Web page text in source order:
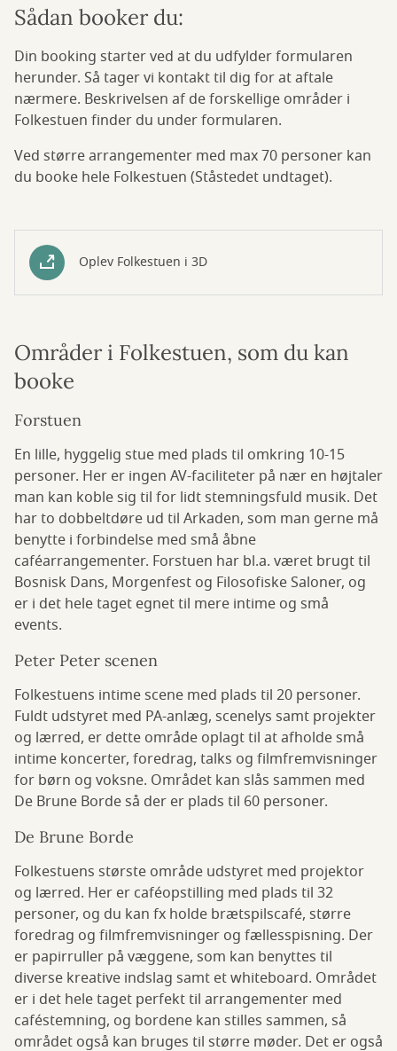
Sådan booker du:
Din booking starter ved at du udfylder formularen
herunder. Så tager vi kontakt til dig for at aftale
nærmere. Beskrivelsen af de forskellige områder i
Folkestuen finder du under formularen.
Ved større arrangementer med max 70 personer kan
du booke hele Folkestuen (Ståstedet undtaget).
Oplev Folkestuen i 3D
Områder i Folkestuen, som du kan
booke
Forstuen
En lille, hyggelig stue med plads til omkring 10-15
personer. Her er ingen AV-faciliteter på nær en højtaler
man kan koble sig til for lidt stemningsfuld musik. Det
har to dobbeltdøre ud til Arkaden, som man gerne må
benytte i forbindelse med små åbne
caféarrangementer. Forstuen har bl.a. været brugt til
Bosnisk Dans, Morgenfest og Filosofiske Saloner, og
er i det hele taget egnet til mere intime og små
events.
Peter Peter scenen
Folkestuens intime scene med plads til 20 personer.
Fuldt udstyret med PA-anlæg, scenelys samt projekter
og lærred, er dette område oplagt til at afholde små
intime koncerter, foredrag, talks og filmfremvisninger
for børn og voksne. Området kan slås sammen med
De Brune Borde så der er plads til 60 personer.
De Brune Borde
Folkestuens største område udstyret med projektor
og lærred. Her er caféopstilling med plads til 32
personer, og du kan fx holde brætspilscafé, større
foredrag og filmfremvisninger og fællesspisning. Der
er papirruller på væggene, som kan benyttes til
diverse kreative indslag samt et whiteboard. Området
er i det hele taget perfekt til arrangementer med
caféstemning, og bordene kan stilles sammen, så
området også kan bruges til større møder. Det er også